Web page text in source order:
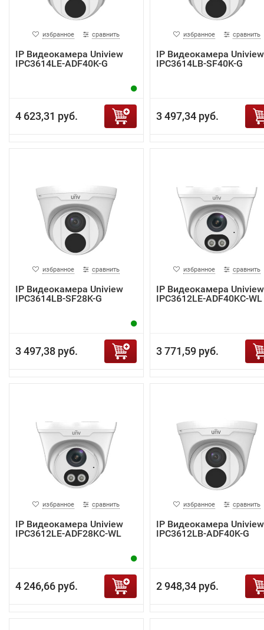
избранное сравнить
IP Видеокамера Uniview
IPC3614LE-ADF40K-G
4 623,31 руб.
избранное сравнить
IP Видеокамера Uniview
IPC3614LB-SF40K-G
3 497,34 руб.
избранное сравнить
IP Видеокамера Uniview
IPC3614LB-SF28K-G
3 497,38 руб.
избранное сравнить
IP Видеокамера Uniview
IPC3612LE-ADF40KC-WL
3 771,59 руб.
избранное сравнить
IP Видеокамера Uniview
IPC3612LE-ADF28KC-WL
4 246,66 руб.
избранное сравнить
IP Видеокамера Uniview
IPC3612LB-ADF40K-G
2 948,34 руб.